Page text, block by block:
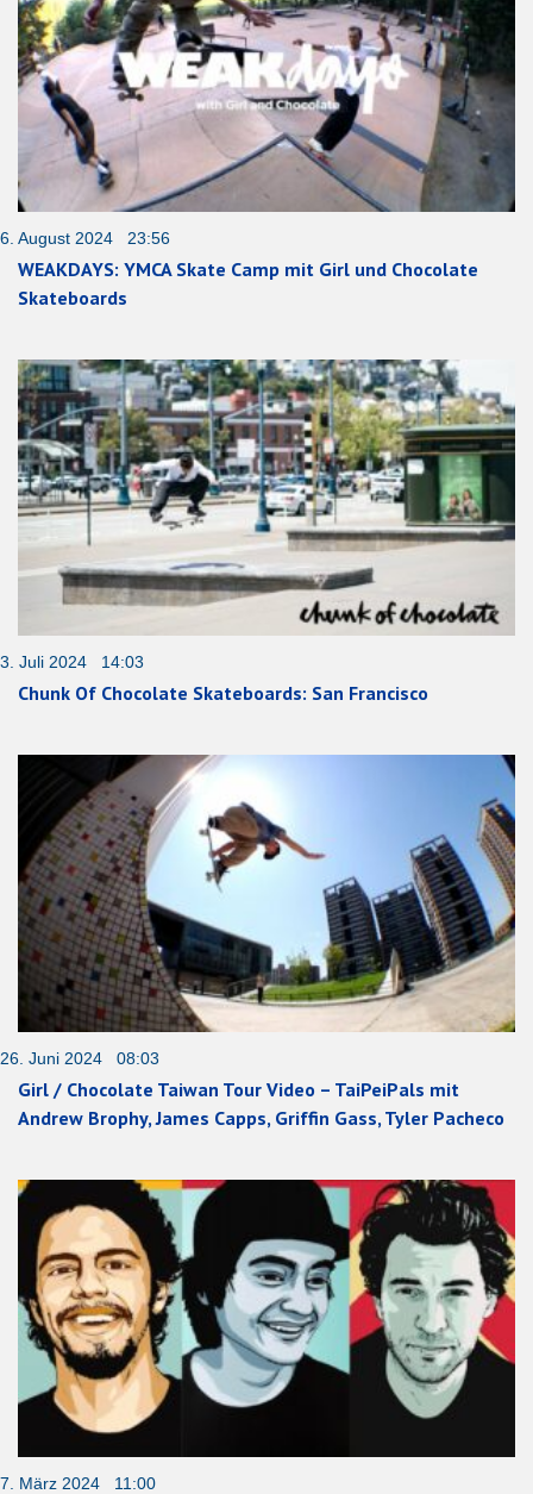
6. August 2024 23:56
WEAKDAYS: YMCA Skate Camp mit Girl und Chocolate
Skateboards
3. Juli 2024 14:03
Chunk Of Chocolate Skateboards: San Francisco
26. Juni 2024 08:03
Girl / Chocolate Taiwan Tour Video – TaiPeiPals mit
Andrew Brophy, James Capps, Griffin Gass, Tyler Pacheco
7. März 2024 11:00